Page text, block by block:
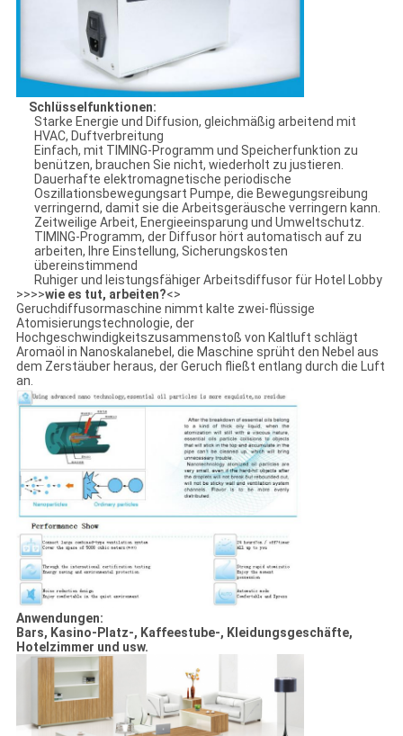
Schlüsselfunktionen:
Starke Energie und Diffusion, gleichmäßig arbeitend mit
HVAC, Duftverbreitung
Einfach, mit TIMING-Programm und Speicherfunktion zu
benützen, brauchen Sie nicht, wiederholt zu justieren.
Dauerhafte elektromagnetische periodische
Oszillationsbewegungsart Pumpe, die Bewegungsreibung
verringernd, damit sie die Arbeitsgeräusche verringern kann.
Zeitweilige Arbeit, Energieeinsparung und Umweltschutz.
TIMING-Programm, der Diffusor hört automatisch auf zu
arbeiten, Ihre Einstellung, Sicherungskosten
übereinstimmend
Ruhiger und leistungsfähiger Arbeitsdiffusor für Hotel Lobby
>>>>wie es tut, arbeiten?<>
Geruchdiffusormaschine nimmt kalte zwei-flüssige
Atomisierungstechnologie, der
Hochgeschwindigkeitszusammenstoß von Kaltluft schlägt
Aromaöl in Nanoskalanebel, die Maschine sprüht den Nebel aus
dem Zerstäuber heraus, der Geruch fließt entlang durch die Luft
an.
Anwendungen:
Bars, Kasino-Platz-, Kaffeestube-, Kleidungsgeschäfte,
Hotelzimmer und usw.